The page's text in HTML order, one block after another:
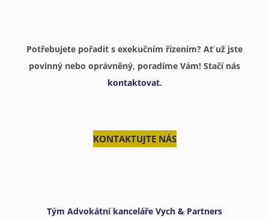
Potřebujete pořadit s exekučním řízením? Ať už jste
povinný nebo oprávněný, poradíme Vám! Stačí nás
kontaktovat.
KONTAKTUJTE NÁS
Tým Advokátní kanceláře Vych & Partners